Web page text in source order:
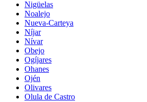
Nigüelas
Noalejo
Nueva-Carteya
Níjar
Nívar
Obejo
Ogíjares
Ohanes
Ojén
Olivares
Olula de Castro